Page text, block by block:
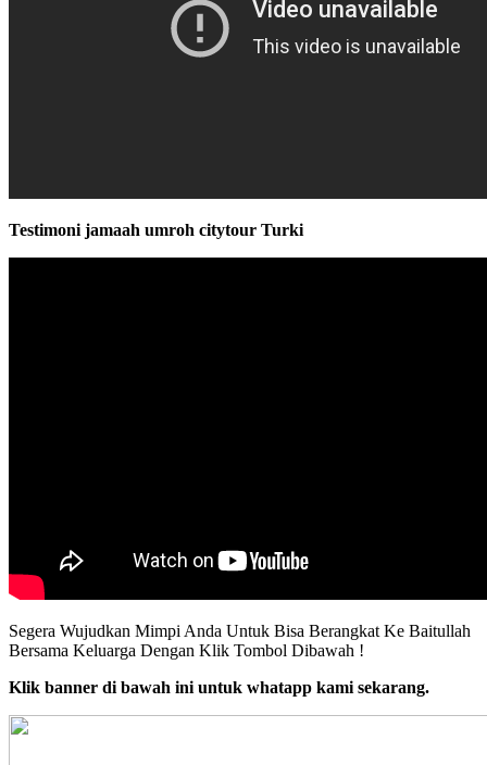
Testimoni jamaah umroh citytour Turki
Segera Wujudkan Mimpi Anda Untuk Bisa Berangkat Ke Baitullah
Bersama Keluarga Dengan Klik Tombol Dibawah !
Klik banner di bawah ini untuk whatapp kami sekarang.